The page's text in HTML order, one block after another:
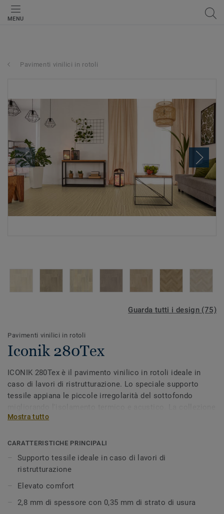
MENU
Pavimenti vinilici in rotoli
Guarda tutti i design (75)
Pavimenti vinilici in rotoli
Iconik 280Tex
ICONIK 280Tex è il pavimento vinilico in rotoli ideale in
caso di lavori di ristrutturazione. Lo speciale supporto
tessile appiana le piccole irregolarità del sottofondo
offre colori, design e texture perfetti per adattarsi ad ogni
Extreme Protection garantisce elevata resistenza efacilità
di pulizia mantenendo inalterato l'aspetto del pavimento.
Mostra tutto
CARATTERISTICHE PRINCIPALI
Supporto tessile ideale in caso di lavori di
ristrutturazione
Elevato comfort
2,8 mm di spessore con 0,35 mm di strato di usura